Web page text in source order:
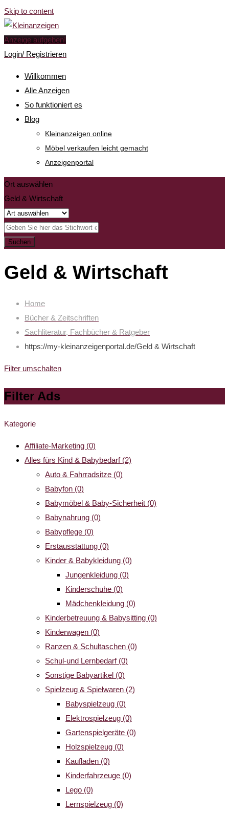
Skip to content
Anzeige aufgeben!
Login/ Registrieren
Willkommen
Alle Anzeigen
So funktioniert es
Blog
Kleinanzeigen online
Möbel verkaufen leicht gemacht
Anzeigenportal
Ort auswählen
Geld & Wirtschaft
Suchen
Geld & Wirtschaft
Home
Bücher & Zeitschriften
Sachliteratur, Fachbücher & Ratgeber
https://my-kleinanzeigenportal.de/Geld & Wirtschaft
Filter umschalten
Filter Ads
Kategorie
Affiliate-Marketing (0)
Alles fürs Kind & Babybedarf (2)
Auto & Fahrradsitze (0)
Babyfon (0)
Babymöbel & Baby-Sicherheit (0)
Babynahrung (0)
Babypflege (0)
Erstausstattung (0)
Kinder & Babykleidung (0)
Jungenkleidung (0)
Kinderschuhe (0)
Mädchenkleidung (0)
Kinderbetreuung & Babysitting (0)
Kinderwagen (0)
Ranzen & Schultaschen (0)
Schul-und Lernbedarf (0)
Sonstige Babyartikel (0)
Spielzeug & Spielwaren (2)
Babyspielzeug (0)
Elektrospielzeug (0)
Gartenspielgeräte (0)
Holzspielzeug (0)
Kaufladen (0)
Kinderfahrzeuge (0)
Lego (0)
Lernspielzeug (0)